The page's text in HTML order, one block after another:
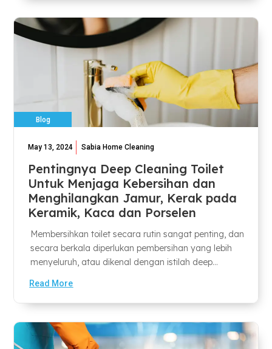
Blog
May 13, 2024 Sabia Home Cleaning
Pentingnya Deep Cleaning Toilet
Untuk Menjaga Kebersihan dan
Menghilangkan Jamur, Kerak pada
Keramik, Kaca dan Porselen
Membersihkan toilet secara rutin sangat penting, dan
secara berkala diperlukan pembersihan yang lebih
menyeluruh, atau dikenal dengan istilah deep...
Read More